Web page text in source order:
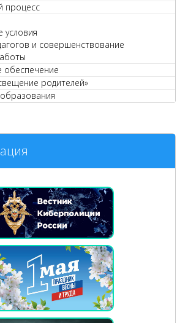
процесс
условия
и совершенствование
родителей»